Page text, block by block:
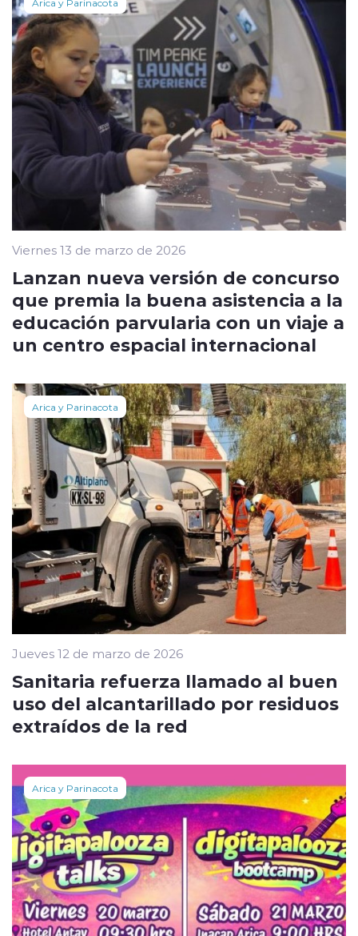
Viernes 13 de marzo de 2026
Lanzan nueva versión de concurso
que premia la buena asistencia a la
educación parvularia con un viaje a
un centro espacial internacional
Arica y Parinacota
Jueves 12 de marzo de 2026
Sanitaria refuerza llamado al buen
uso del alcantarillado por residuos
extraídos de la red
Arica y Parinacota